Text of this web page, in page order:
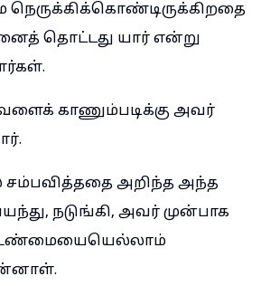
தொட்டது யார் என்று
காணும்படிக்கு அவர்
சம்பவித்ததை அறிந்த அந்த
நடுங்கி, அவர் முன்பாக
உண்மையையெல்லாம்